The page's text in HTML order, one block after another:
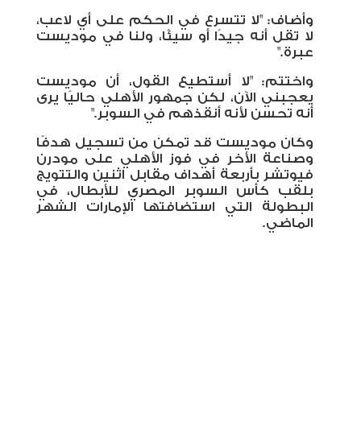
وأضاف: "لا تتسرع في الحكم على أي لاعب،
لا تقل أنه جيدًا أو سيئًا، ولنا في موديست
عبرة."
واختتم: "لا أستطيع القول، أن موديست
يعجبني الآن، لكن جمهور الأهلي حاليًا يرى
أنه تحسن لأنه أنقذهم في السوبر."
وكان موديست قد تمكن من تسجيل هدفًا
وصناعة الأخر في فوز الأهلي على مودرن
فيوتشر بأربعة أهداف مقابل اثنين والتتويج
بلقب كأس السوبر المصري للأبطال، في
البطولة التي استضافتها الإمارات الشهر
الماضي.